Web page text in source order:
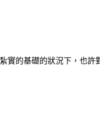
的基礎的狀況下，也